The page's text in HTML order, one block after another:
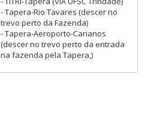
- Tapera-Rio Tavares (descer no
trevo perto da Fazenda)
- Tapera-Aeroporto-Carianos
(descer no trevo perto da entrada
na fazenda pela Tapera,)